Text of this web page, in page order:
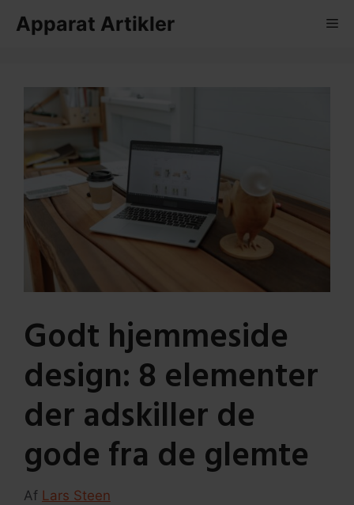
Apparat Artikler
Godt hjemmeside
design: 8 elementer
der adskiller de
gode fra de glemte
Af Lars Steen